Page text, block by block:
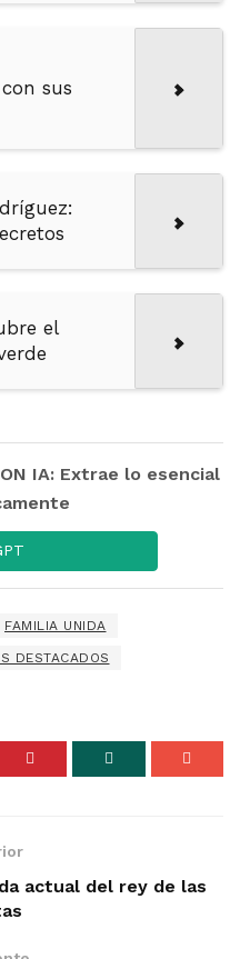
sus
el
IA: Extrae lo esencial
FAMILIA UNIDA
DESTACADOS
actual del rey de las